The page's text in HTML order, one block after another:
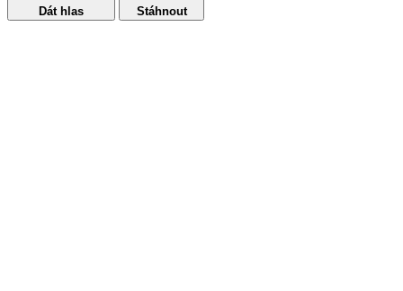
Dát hlas Stáhnout